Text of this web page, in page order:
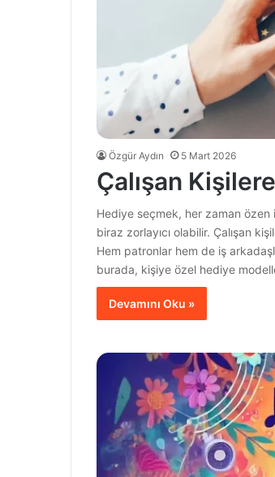
Özgür Aydın 5 Mart 2026
Çalışan
Hediye seçmek, her zaman özen
biraz zorlayıcı olabilir. Çalışan
Hem patronlar hem de iş
burada, kişiye özel hediye
Devamını Oku »